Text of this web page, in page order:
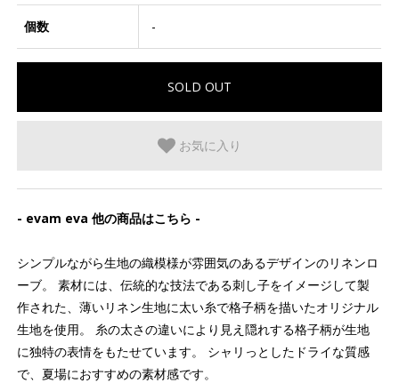
個数 -
お気に入り
- evam eva 他の商品はこちら -
シンプルながら生地の織模様が雰囲気のあるデザインのリネンロ
ーブ。 素材には、伝統的な技法である刺し子をイメージして製
作された、薄いリネン生地に太い糸で格子柄を描いたオリジナル
生地を使用。 糸の太さの違いにより見え隠れする格子柄が生地
に独特の表情をもたせています。 シャリっとしたドライな質感
で、夏場におすすめの素材感です。